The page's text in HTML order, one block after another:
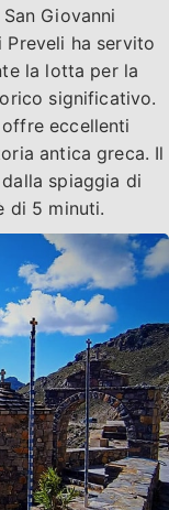
Giovanni
ha servito
la lotta per la
significativo.
eccellenti
antica greca. Il
spiaggia di
di 5 minuti.